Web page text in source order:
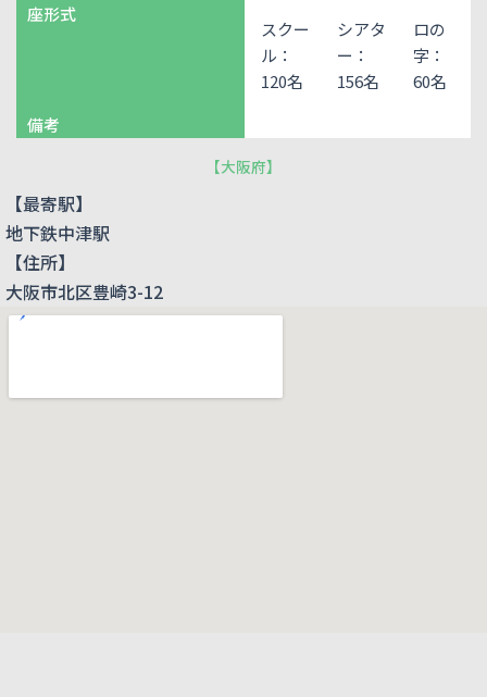
座形式
スクー
ル：
120名
シアタ
ー：
156名
ロの
字：
60名
備考
【大阪府】
【最寄駅】
地下鉄中津駅
【住所】
大阪市北区豊崎3-12